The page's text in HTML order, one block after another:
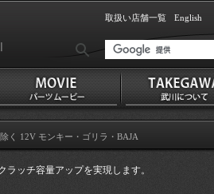
取扱い店舗一覧 English
12V モンキー・ゴリラ・BAJA
ッチ容量アップを実現します。